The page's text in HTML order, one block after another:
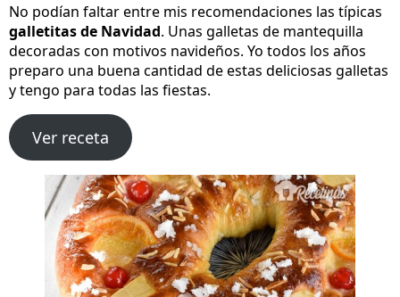
No podían faltar entre mis recomendaciones las típicas
galletitas de Navidad. Unas galletas de mantequilla
decoradas con motivos navideños. Yo todos los años
preparo una buena cantidad de estas deliciosas galletas
y tengo para todas las fiestas.
Ver receta